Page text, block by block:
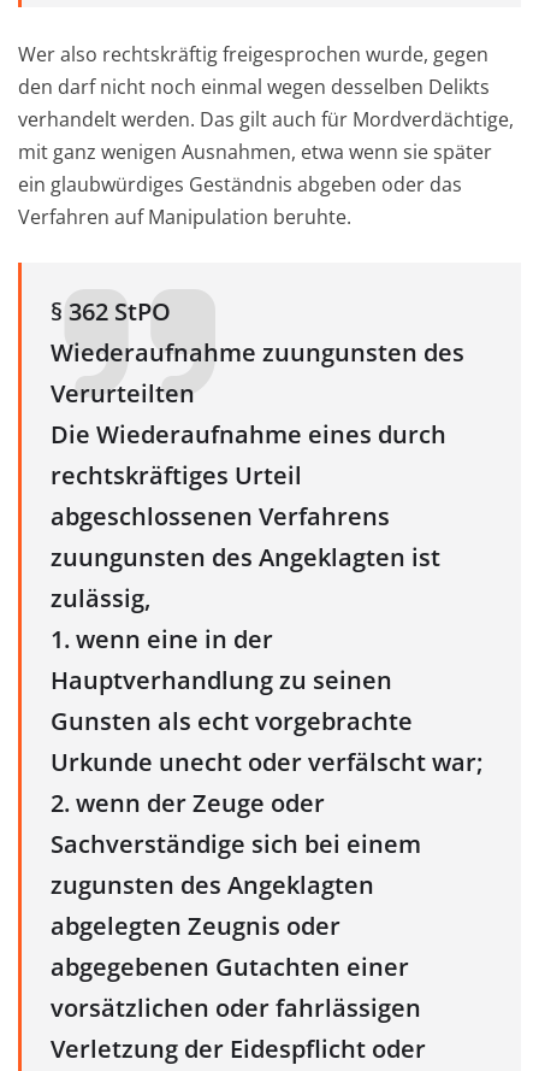
Wer also rechtskräftig freigesprochen wurde, gegen
den darf nicht noch einmal wegen desselben Delikts
verhandelt werden. Das gilt auch für Mordverdächtige,
mit ganz wenigen Ausnahmen, etwa wenn sie später
ein glaubwürdiges Geständnis abgeben oder das
Verfahren auf Manipulation beruhte.
§ 362 StPO
Wiederaufnahme zuungunsten des
Verurteilten
Die Wiederaufnahme eines durch
rechtskräftiges Urteil
abgeschlossenen Verfahrens
zuungunsten des Angeklagten ist
zulässig,
1. wenn eine in der
Hauptverhandlung zu seinen
Gunsten als echt vorgebrachte
Urkunde unecht oder verfälscht war;
2. wenn der Zeuge oder
Sachverständige sich bei einem
zugunsten des Angeklagten
abgelegten Zeugnis oder
abgegebenen Gutachten einer
vorsätzlichen oder fahrlässigen
Verletzung der Eidespflicht oder